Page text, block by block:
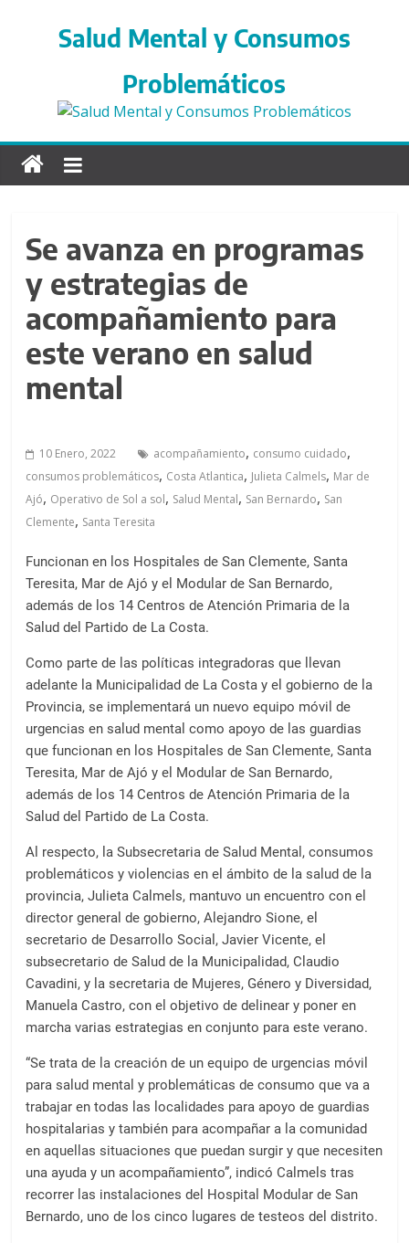
d
r
Salud Mental y Consumos
Problemáticos
Se avanza en programas
y estrategias de
acompañamiento para
este verano en salud
mental
10 Enero, 2022 acompañamiento, consumo cuidado,
consumos problemáticos, Costa Atlantica, Julieta Calmels, Mar de
Ajó, Operativo de Sol a sol, Salud Mental, San Bernardo, San
Clemente, Santa Teresita
Funcionan en los Hospitales de San Clemente, Santa
Teresita, Mar de Ajó y el Modular de San Bernardo,
además de los 14 Centros de Atención Primaria de la
Salud del Partido de La Costa.
Como parte de las políticas integradoras que llevan
adelante la Municipalidad de La Costa y el gobierno de la
Provincia, se implementará un nuevo equipo móvil de
urgencias en salud mental como apoyo de las guardias
que funcionan en los Hospitales de San Clemente, Santa
Teresita, Mar de Ajó y el Modular de San Bernardo,
además de los 14 Centros de Atención Primaria de la
Salud del Partido de La Costa.
Al respecto, la Subsecretaria de Salud Mental, consumos
problemáticos y violencias en el ámbito de la salud de la
provincia, Julieta Calmels, mantuvo un encuentro con el
director general de gobierno, Alejandro Sione, el
secretario de Desarrollo Social, Javier Vicente, el
subsecretario de Salud de la Municipalidad, Claudio
Cavadini, y la secretaria de Mujeres, Género y Diversidad,
Manuela Castro, con el objetivo de delinear y poner en
marcha varias estrategias en conjunto para este verano.
“Se trata de la creación de un equipo de urgencias móvil
para salud mental y problemáticas de consumo que va a
trabajar en todas las localidades para apoyo de guardias
hospitalarias y también para acompañar a la comunidad
en aquellas situaciones que puedan surgir y que necesiten
una ayuda y un acompañamiento”, indicó Calmels tras
recorrer las instalaciones del Hospital Modular de San
Bernardo, uno de los cinco lugares de testeos del distrito.